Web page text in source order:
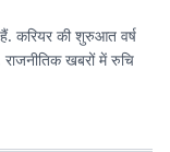
करियर की शुरुआत वर्ष
खबरों में रुचि